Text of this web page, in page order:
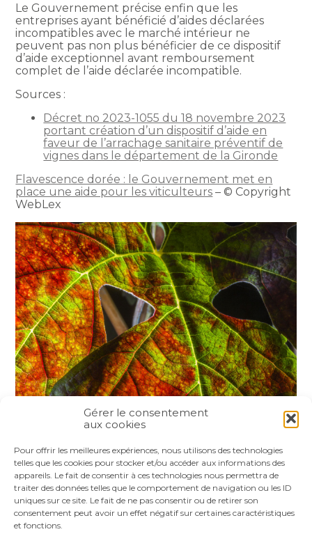
Gérer le consentement
aux cookies
Pour offrir les meilleures expériences, nous utilisons des technologies
telles que les cookies pour stocker et/ou accéder aux informations des
appareils. Le fait de consentir à ces technologies nous permettra de
traiter des données telles que le comportement de navigation ou les ID
uniques sur ce site. Le fait de ne pas consentir ou de retirer son
consentement peut avoir un effet négatif sur certaines caractéristiques
et fonctions.
Le Gouvernement précise enfin que les
entreprises ayant bénéficié d’aides déclarées
incompatibles avec le marché intérieur ne
peuvent pas non plus bénéficier de ce dispositif
d’aide exceptionnel avant remboursement
complet de l’aide déclarée incompatible.
Sources :
Décret no 2023-1055 du 18 novembre 2023
portant création d’un dispositif d’aide en
faveur de l’arrachage sanitaire préventif de
vignes dans le département de la Gironde
Flavescence dorée : le Gouvernement met en
place une aide pour les viticulteurs – © Copyright
WebLex
FaceBook
TwitterLinkedIn